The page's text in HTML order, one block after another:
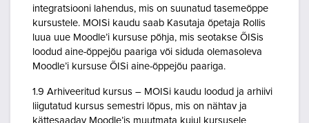
integratsiooni lahendus, mis on suunatud tasemeõppe
kursustele. MOISi kaudu saab Kasutaja õpetaja Rollis
luua uue Moodle’i kursuse põhja, mis seotakse ÕISis
loodud aine-õppejõu paariga või siduda olemasoleva
Moodle’i kursuse ÕISi aine-õppejõu paariga.
1.9 Arhiveeritud kursus – MOISi kaudu loodud ja arhiivi
liigutatud kursus semestri lõpus, mis on nähtav ja
kättesaadav Moodle’is muutmata kujul kursusele